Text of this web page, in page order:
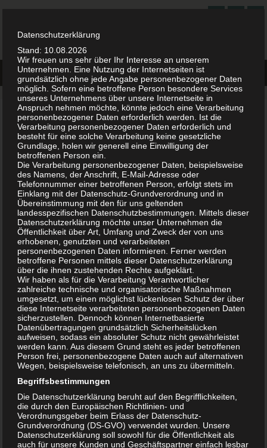
ALLES ZUM THEMA VERKEHRSRECHT
Halter bzw. Fahrzeughalter
Grundsätzlich ist der Halter eines KFZ diejenige Person, deren
Namen in der Zulassungsbescheinigung vermerkt ist. Die Haftbarkeit
für alle Schäden, die durch das Kraftfahrzeug entstanden sind, ist
auch auf diese Person zurückzuführen. Sie trägt die Verantwortung.
Also ist der Fahrzeughalter eine natürliche oder juristische Person
bzw. eine Gesellschaft, welcher das Verfügungsrecht über ein
Kraftfahrzeug zugesprochen wurde. Diese Person oder Gesellschaft
wurde auch als Halter bei der jeweils zuständigen Behörde
eingetragen. Somit muss der Halter nicht notwendigerweise
Eigentümer des Fahrzeugs sein. Deutlich wird dies am Beispiel eines
Leasingfahrzeuges. Der Leasingnehmer erhält mit Abschluss des
Leasingvertrages lediglich ein Nutzungsrecht für das Fahrzeug. Er
wird jedoch nicht dessen Eigentümer. Folglich bleibt also das
Leasingunternehmen der Eigentümer des Fahrzeugs, der
Leasingnehmer dagegen wird als Halter in die
Zulassungsbescheinigung eingetragen.
Abzugrenzen ist der Fahrzeughalter vom Nutzer. Dies sind Personen,
die das Fahrzeug mit dem Wissen und der Genehmigung des
Fahrzeughalters oder Versicherungsnehmers nutzen.
Die Verantwortung des Fahrzeughalters erstreckt sich sehr weit.
Nach deutschem Recht ist für die Verkehrssicherheit und den
Datenschutzerklärung
Stand: 10.08.2026
Wir freuen uns sehr über Ihr Interesse an unserem
Unternehmen. Eine Nutzung der Internetseiten ist
grundsätzlich ohne jede Angabe personenbezogener Daten
möglich. Sofern eine betroffene Person besondere Services
unseres Unternehmens über unsere Internetseite in
Anspruch nehmen möchte, könnte jedoch eine Verarbeitung
personenbezogener Daten erforderlich werden. Ist die
Verarbeitung personenbezogener Daten erforderlich und
besteht für eine solche Verarbeitung keine gesetzliche
Grundlage, holen wir generell eine Einwilligung der
betroffenen Person ein.
Die Verarbeitung personenbezogener Daten, beispielsweise
des Namens, der Anschrift, E-Mail-Adresse oder
Telefonnummer einer betroffenen Person, erfolgt stets im
Einklang mit der Datenschutz-Grundverordnung und in
Übereinstimmung mit den für uns geltenden
landesspezifischen Datenschutzbestimmungen. Mittels dieser
Datenschutzerklärung möchte unser Unternehmen die
Öffentlichkeit über Art, Umfang und Zweck der von uns
erhobenen, genutzten und verarbeiteten
personenbezogenen Daten informieren. Ferner werden
betroffene Personen mittels dieser Datenschutzerklärung
über die ihnen zustehenden Rechte aufgeklärt.
Wir haben als für die Verarbeitung Verantwortlicher
zahlreiche technische und organisatorische Maßnahmen
umgesetzt, um einen möglichst lückenlosen Schutz der über
diese Internetseite verarbeiteten personenbezogenen Daten
sicherzustellen. Dennoch können Internetbasierte
Datenübertragungen grundsätzlich Sicherheitslücken
aufweisen, sodass ein absoluter Schutz nicht gewährleistet
werden kann. Aus diesem Grund steht es jeder betroffenen
Person frei, personenbezogene Daten auch auf alternativen
Wegen, beispielsweise telefonisch, an uns zu übermitteln.
Begriffsbestimmungen
Die Datenschutzerklärung beruht auf den Begrifflichkeiten,
die durch den Europäischen Richtlinien- und
Verordnungsgeber beim Erlass der Datenschutz-
Grundverordnung (DS-GVO) verwendet wurden. Unsere
Datenschutzerklärung soll sowohl für die Öffentlichkeit als
auch für unsere Kunden und Geschäftspartner einfach lesbar